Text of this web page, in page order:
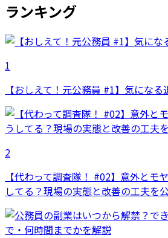
ランキング
1
【おしえて！元公務員 #1】気にな
2
【代わって調査隊！ #02】意外とモ
してる？現場の実態と改善の工夫を